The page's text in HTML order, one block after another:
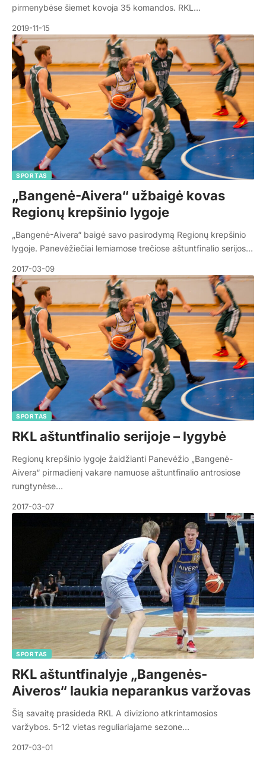
pirmenybėse šiemet kovoja 35 komandos. RKL…
2019-11-15
SPORTAS
„Bangenė-Aivera“ užbaigė kovas
Regionų krepšinio lygoje
„Bangenė-Aivera“ baigė savo pasirodymą Regionų krepšinio
lygoje. Panevėžiečiai lemiamose trečiose aštuntfinalio serijos…
2017-03-09
SPORTAS
RKL aštuntfinalio serijoje – lygybė
Regionų krepšinio lygoje žaidžianti Panevėžio „Bangenė-
Aivera“ pirmadienį vakare namuose aštuntfinalio antrosiose
rungtynėse…
2017-03-07
SPORTAS
RKL aštuntfinalyje „Bangenės-
Aiveros“ laukia neparankus varžovas
Šią savaitę prasideda RKL A diviziono atkrintamosios
varžybos. 5-12 vietas reguliariajame sezone…
2017-03-01